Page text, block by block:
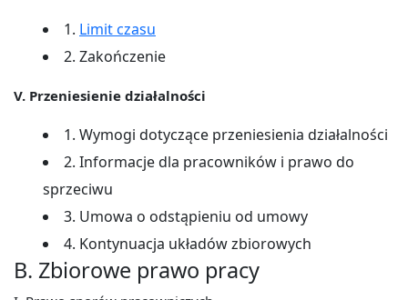
1. Limit czasu
2. Zakończenie
V. Przeniesienie działalności
1. Wymogi dotyczące przeniesienia działalności
2. Informacje dla pracowników i prawo do
sprzeciwu
3. Umowa o odstąpieniu od umowy
4. Kontynuacja układów zbiorowych
B. Zbiorowe prawo pracy